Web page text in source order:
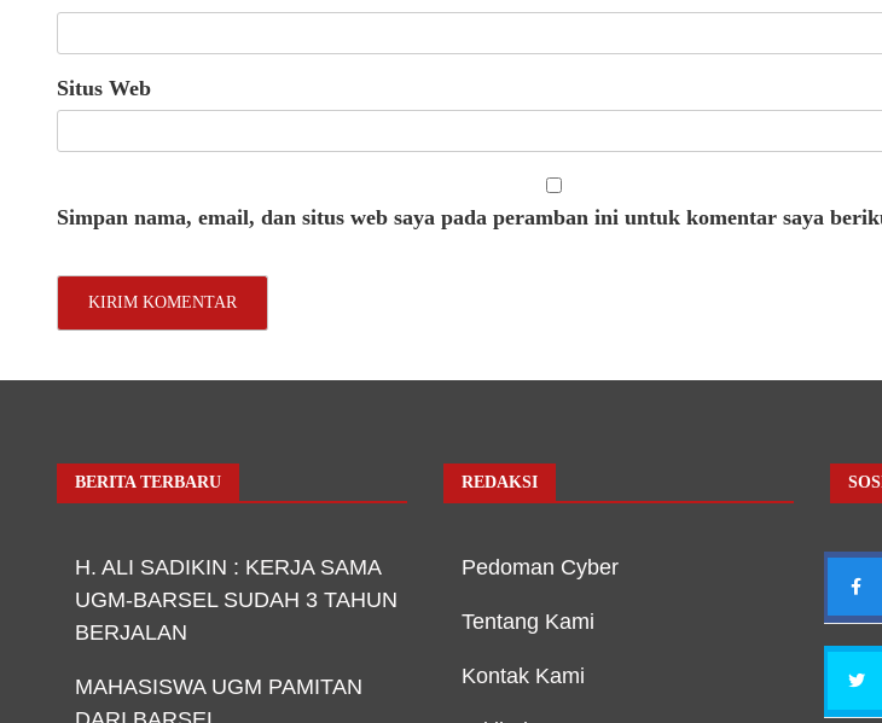
Situs Web
Simpan nama, email, dan situs web saya pada peramban ini untuk komentar saya
BERITA TERBARU
H. ALI SADIKIN : KERJA SAMA
UGM-BARSEL SUDAH 3 TAHUN
BERJALAN
MAHASISWA UGM PAMITAN
REDAKSI
Pedoman Cyber
Tentang Kami
Kontak Kami